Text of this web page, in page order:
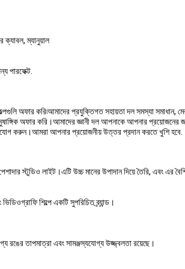
ক্যাবল, ম্যানুয়াল
পারফেক্ট.
অফার করি৷আমাদের প্রযুক্তিগত সহায়তা দল সমস্যা সমাধান,
অফার করি।আমাদের জ্ঞানী দল আপনাকে আপনার
করুন।আমরা আপনার প্রয়োজনীয় উত্তর প্রদান করতে খুশি হবে.
স্টুডিও লাইট।এটি উচ্চ মানের উপাদান দিয়ে তৈরি, এবং এর
শিল্পে একটি সুপরিচিত ব্র্যান্ড।
তাপমাত্রা এবং সামঞ্জস্যযোগ্য উজ্জ্বলতা রয়েছে।